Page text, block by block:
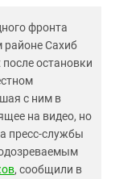
фронта
Сахиб
остановки
с ним в
на видео, но
пресс-службы
, сообщили в